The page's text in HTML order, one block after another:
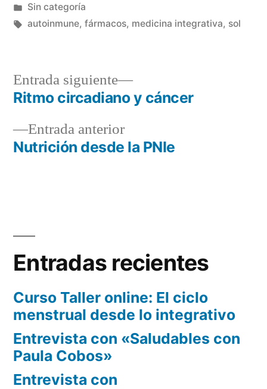
por
Publicado
en
Sin categoría
Etiquetas:
autoinmune, fármacos, medicina integrativa, sol
Navegación
deEntrada anteriorEntrada
anterior:
Nutrición desde la PNIe
Entrada siguiente
Entrada
siguiente:
Ritmo circadiano y cáncer
Entradas recientes
Curso Taller online: El ciclo
menstrual desde lo integrativo
Entrevista con «Saludables con
Paula Cobos»
Entrevista con